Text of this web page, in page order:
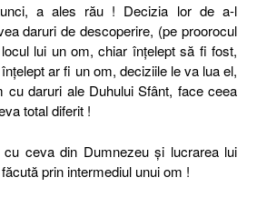
a ales rău ! Decizia lor de a-l
daruri de descoperire, (pe proorocul
lui un om, chiar înţelept să fi fost,
ar fi un om, deciziile le va lua el,
cu daruri ale Duhului Sfânt, face ceea
total diferit !
cu ceva din Dumnezeu şi lucrarea lui
prin intermediul unui om !